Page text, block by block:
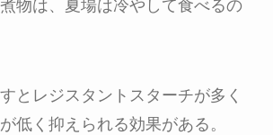
物は、夏場は冷やして食べるの
とレジスタントスターチが多く
低く抑えられる効果がある。